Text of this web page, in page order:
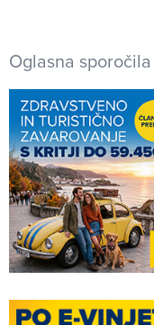
Oglasna sporočila